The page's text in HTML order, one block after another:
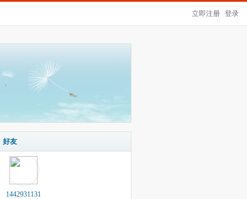
立即注册 登录
好友
1442931131